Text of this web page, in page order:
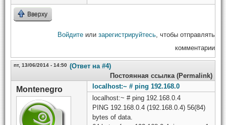
Вверху
Войдите или зарегистрируйтесь , чтобы отправлять
комментарии
пт, 13/06/2014 - 14:50 (Ответ на #4)
Постоянная ссылка (Permalink)
Montenegro
localhost:~ # ping 192.168.0
localhost:~ # ping 192.168.0.4
PING 192.168.0.4 (192.168.0.4) 56(84)
bytes of data.